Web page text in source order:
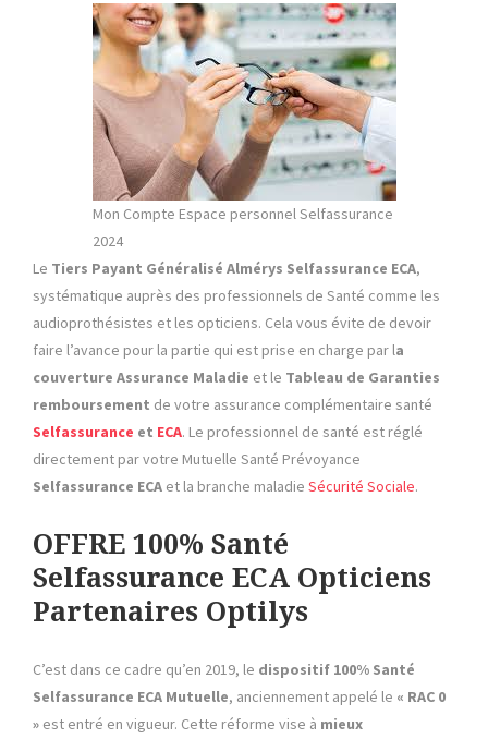
Mon Compte Espace personnel Selfassurance
2024
Le Tiers Payant Généralisé Almérys Selfassurance ECA,
systématique auprès des professionnels de Santé comme les
audioprothésistes et les opticiens. Cela vous évite de devoir
faire l’avance pour la partie qui est prise en charge par la
couverture Assurance Maladie et le Tableau de Garanties
remboursement de votre assurance complémentaire santé
Selfassurance et ECA. Le professionnel de santé est réglé
directement par votre Mutuelle Santé Prévoyance
Selfassurance ECA et la branche maladie Sécurité Sociale.
OFFRE 100% Santé
Selfassurance ECA Opticiens
Partenaires Optilys
C’est dans ce cadre qu’en 2019, le dispositif 100% Santé
Selfassurance ECA Mutuelle, anciennement appelé le « RAC 0
» est entré en vigueur. Cette réforme vise à mieux